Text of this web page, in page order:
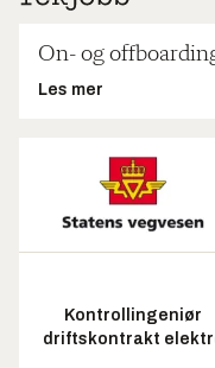
On- og
Les mer
Kontrollingeniør
driftskontrakt